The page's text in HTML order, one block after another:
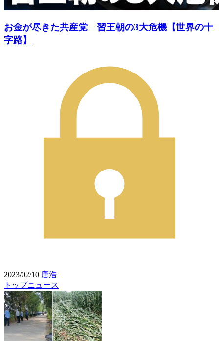
お金が尽きた共産党 習王朝の3大危機【世界の十
字路】
2023/02/10 唐浩
トップニュース